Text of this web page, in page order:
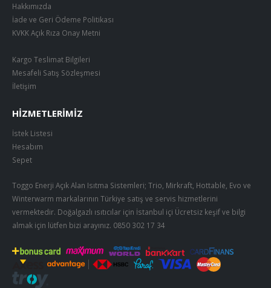
Hakkımızda
İade ve Geri Ödeme Politikası
KVKK Açık Rıza Onay Metni
Kargo Teslimat Bilgileri
Mesafeli Satış Sözleşmesi
İletişim
HIZMETLERIMIZ
İstek Listesi
Hesabım
Sepet
Toggo Enerji Açık Alan Isıtma Sistemleri; Trio, Mirkraft, Hottable, Evo ve
Winterwarm markalarının Türkiye satış ve servis hizmetlerini
vermektedir. Doğalgazlı ısıtıcılar için İstanbul içi Ücretsiz keşif ve bilgi
almak için lütfen bizi arayınız. 0850 302 17 34